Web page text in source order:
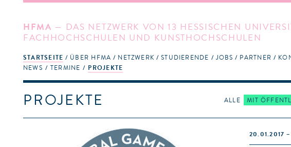
HFMA — DAS NETZWERK VON 13 HESSISCHEN
FACHHOCHSCHULEN UND KUNSTHOCHSCHULEN
STARTSEITE
NEWS
TERMINE PROJEKTE
ÜBER HFMA NETZWERK STUDIERENDE JOBS PARTNER
ALLE MIT
PROJEKTE
20.01.2017